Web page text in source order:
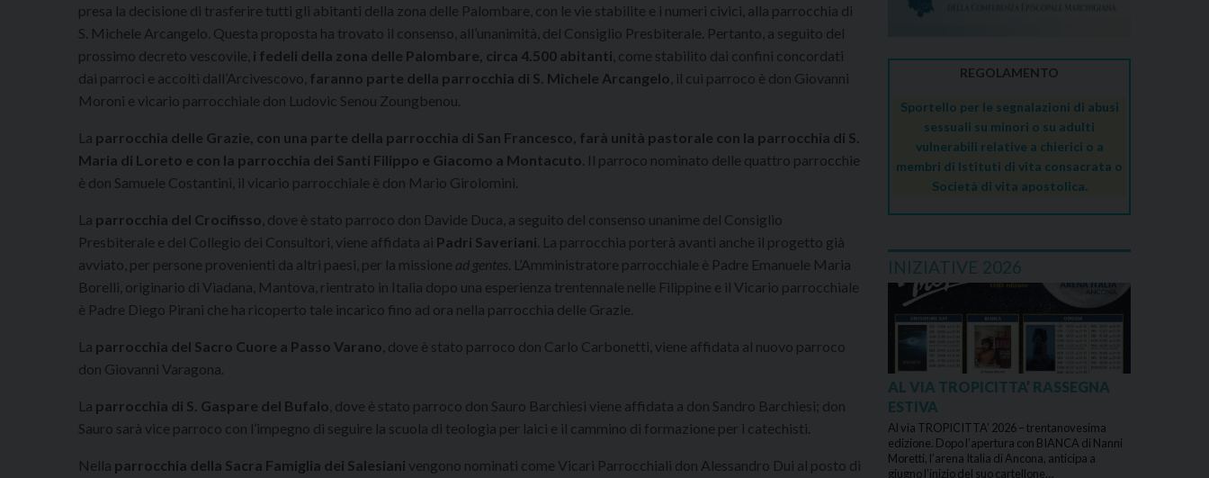
presa la decisione di trasferire tutti gli abitanti della zona delle Palombare, con le vie stabilite e i numeri civici, alla parrocchia di
S. Michele Arcangelo. Questa proposta ha trovato il consenso, all’unanimità, del Consiglio Presbiterale. Pertanto, a seguito del
prossimo decreto vescovile, i fedeli della zona delle Palombare, circa 4.500 abitanti , come stabilito dai confini concordati
dai parroci e accolti dall’Arcivescovo, faranno parte della parrocchia di S. Michele Arcangelo , il cui parroco è don Giovanni
Moroni e vicario parrocchiale don Ludovic Senou Zoungbenou.
La parrocchia delle Grazie, con una parte della parrocchia di San Francesco, farà unità pastorale con la parrocchia di S.
Maria di Loreto e con la parrocchia dei Santi Filippo e Giacomo a Montacuto . Il parroco nominato delle quattro parrocchie
è don Samuele Costantini, il vicario parrocchiale è don Mario Girolomini.
La parrocchia del Crocifisso , dove è stato parroco don Davide Duca, a seguito del consenso unanime del Consiglio
Presbiterale e del Collegio dei Consultori, viene affidata ai Padri Saveriani . La parrocchia porterà avanti anche il progetto già
avviato, per persone provenienti da altri paesi, per la missione ad gentes . L’Amministratore parrocchiale è Padre Emanuele Maria
Borelli, originario di Viadana, Mantova, rientrato in Italia dopo una esperienza trentennale nelle Filippine e il Vicario parrocchiale
è Padre Diego Pirani che ha ricoperto tale incarico fino ad ora nella parrocchia delle Grazie.
La parrocchia del Sacro Cuore a Passo Varano , dove è stato parroco don Carlo Carbonetti, viene affidata al nuovo parroco
don Giovanni Varagona.
La parrocchia di S. Gaspare del Bufalo , dove è stato parroco don Sauro Barchiesi viene affidata a don Sandro Barchiesi; don
Sauro sarà vice parroco con l’impegno di seguire la scuola di teologia per laici e il cammino di formazione per i catechisti.
Nella parrocchia della Sacra Famiglia dei Salesiani vengono nominati come Vicari Parrocchiali don Alessandro Dui al posto di
REGOLAMENTO
Sportello per le segnalazioni di abusi
sessuali su minori o su adulti
vulnerabili relative a chierici o a
membri di Istituti di vita consacrata o
Società di vita apostolica.
INIZIATIVE 2026
AL VIA TROPICITTA’ RASSEGNA
ESTIVA
Al via TROPICITTA’ 2026 – trentanovesima
edizione. Dopo l’apertura con BIANCA di Nanni
Moretti, l’arena Italia di Ancona, anticipa a
giugno l’inizio del suo cartellone…